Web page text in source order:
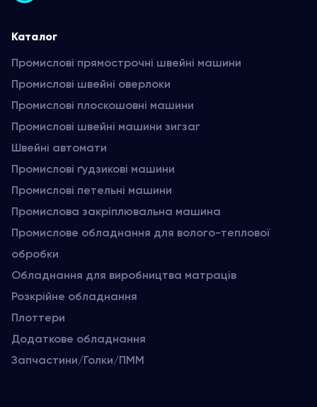
Каталог
Промислові прямострочні швейні машини
Промислові швейні оверлоки
Промислові плоскошовні машини
Промислові швейні машини зигзаг
Швейні автомати
Промислові ґудзикові машини
Промислові петельні машини
Промислова закріплювальна машина
Промислове обладнання для волого-теплової
обробки
Обладнання для виробництва матраців
Розкрійне обладнання
Плоттери
Додаткове обладнання
Запчастини/Голки/ПММ